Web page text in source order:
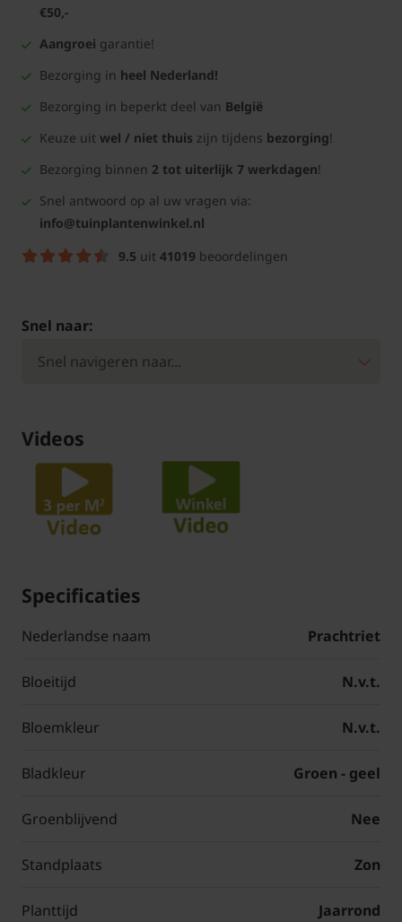
€50,-
Aangroei garantie!
Bezorging in heel Nederland!
Bezorging in beperkt deel van België
Keuze uit wel / niet thuis zijn tijdens bezorging!
Bezorging binnen 2 tot uiterlijk 7 werkdagen!
Snel antwoord op al uw vragen via:
info@tuinplantenwinkel.nl
9.5 uit 41019 beoordelingen
Snel naar:
Videos
Specificaties
Nederlandse naam Prachtriet
Bloeitijd N.v.t.
Bloemkleur N.v.t.
Bladkleur Groen - geel
Groenblijvend Nee
Standplaats Zon
Planttijd Jaarrond